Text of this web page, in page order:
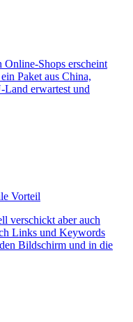
Online-Shops erscheint
Paket aus China,
Land erwartest und
Vorteil
verschickt aber auch
Links und Keywords
Bildschirm und in die